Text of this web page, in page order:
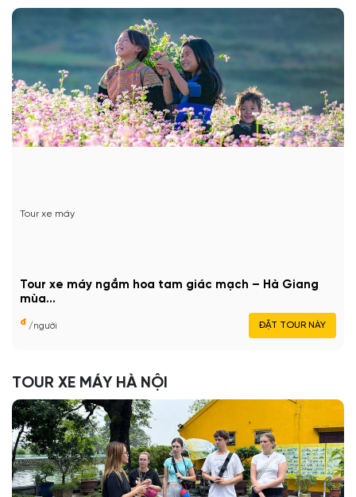
Tour xe máy
Tour xe máy ngắm hoa tam giác mạch – Hà Giang
mùa...
đ /người ĐẶT TOUR NÀY
TOUR XE MÁY HÀ NỘI